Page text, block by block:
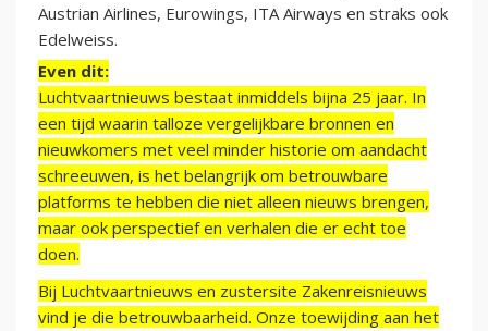
Austrian Airlines, Eurowings, ITA Airways en straks ook
Edelweiss.
Even dit:
Luchtvaartnieuws bestaat inmiddels bijna 25 jaar. In
een tijd waarin talloze vergelijkbare bronnen en
nieuwkomers met veel minder historie om aandacht
schreeuwen, is het belangrijk om betrouwbare
platforms te hebben die niet alleen nieuws brengen,
maar ook perspectief en verhalen die er echt toe
doen.
Bij Luchtvaartnieuws en zustersite Zakenreisnieuws
vind je die betrouwbaarheid. Onze toewijding aan het